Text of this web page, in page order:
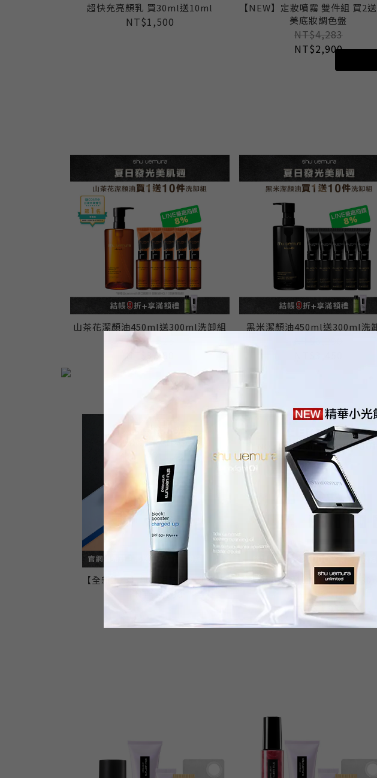
超快充亮顏乳 買30ml送10ml
NT$1,500
【NEW】定妝噴霧 雙件組 買2
美底妝調色盤
NT$4,283
NT$2,900
山茶花潔顏油450ml送300ml洗卸組
NT$7,525
黑米潔顏油450ml送300ml洗
【全新上市】無極限精華持久光粉餅 超持久輕粉底 買35ml送
NT$3,678
NT$1,980